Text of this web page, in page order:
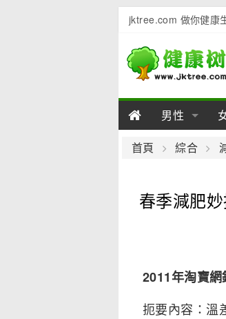
jktree.com 做你健康
男性
男性陽痿
男性飲食
首頁 綜合
春季減肥
2011年淘寶網
扼要內容：溫